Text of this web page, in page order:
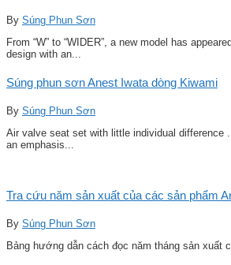
By Súng Phun Sơn
From “W” to “WIDER”, a new model has
design with an...
Súng phun sơn Anest Iwata dòng Kiwami
By Súng Phun Sơn
Air valve seat set with little individual difference
an emphasis...
Tra cứu năm sản xuất của các sản phẩm
By Súng Phun Sơn
Bảng hướng dẫn cách đọc năm tháng sản xuất